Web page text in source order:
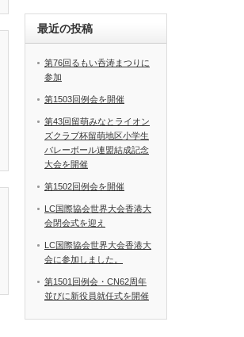
最近の投稿
第76回るもい呑涛まつりに
参加
第1503回例会を開催
第43回留萌みなとライオン
ズクラブ杯留萌地区小学生
バレーボール連盟結成記念
大会を開催
第1502回例会を開催
LC国際協会世界大会香港大
会閉会式を迎え
LC国際協会世界大会香港大
会に参加しました。
第1501回例会・CN62周年
並びに新役員就任式を開催